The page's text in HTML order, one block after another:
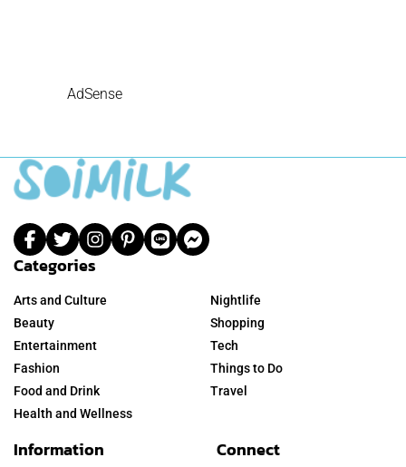
AdSense
Categories
Arts and Culture
Beauty
Entertainment
Fashion
Food and Drink
Health and Wellness
Nightlife
Shopping
Tech
Things to Do
Travel
Information Connect